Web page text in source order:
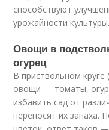
способствуют
урожайности культуры.
Овощи в
огурец
В приствольном
овощи — томаты,
избавить сад от
переносят их запаха.